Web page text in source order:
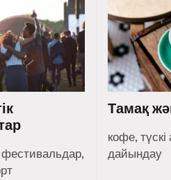
фестивальдар,
Тамақ
кофе,
дайындау